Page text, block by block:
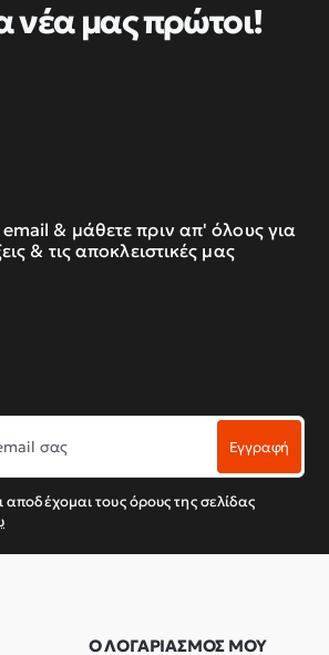
νέα μας πρώτοι!
& μάθετε πριν απ' όλους για
& τις αποκλειστικές μας
Εγγραφή
τους όρους της σελίδας
Ο ΛΟΓΑΡΙΑΣΜΟΣ ΜΟΥ